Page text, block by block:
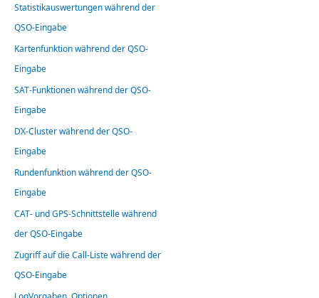
Statistikauswertungen während der
QSO-Eingabe
Kartenfunktion während der QSO-
Eingabe
SAT-Funktionen während der QSO-
Eingabe
DX-Cluster während der QSO-
Eingabe
Rundenfunktion während der QSO-
Eingabe
CAT- und GPS-Schnittstelle während
der QSO-Eingabe
Zugriff auf die Call-Liste während der
QSO-Eingabe